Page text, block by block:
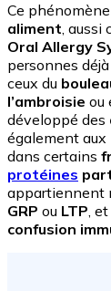
Ce
aliment, aussi
Oral Allergy
personnes déjà
ceux du
l’ambroisie ou
développé des
également
dans certains
protéines
appartiennent
GRP ou LTP,
confusion